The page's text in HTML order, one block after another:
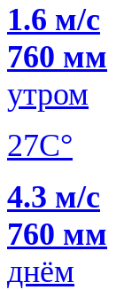
1.6 м/с
760 мм
утром
27C°
4.3 м/с
760 мм
днём